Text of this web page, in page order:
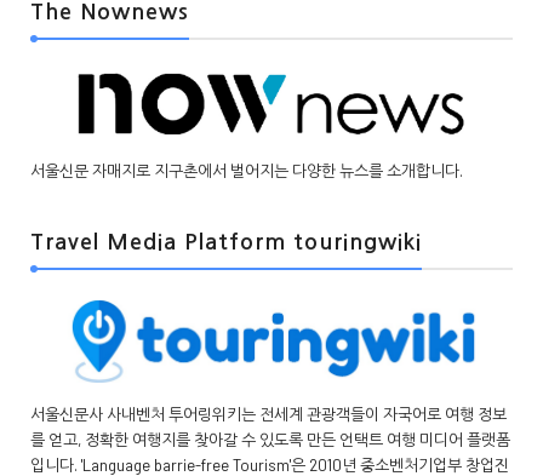
The Nownews
서울신문 자매지로 지구촌에서 벌어지는 다양한 뉴스를 소개합니다.
Travel Media Platform touringwiki
서울신문사 사내벤처 투어링위키는 전세계 관광객들이 자국어로 여행 정보
를 얻고, 정확한 여행지를 찾아갈 수 있도록 만든 언택트 여행 미디어 플랫폼
입니다. 'Language barrie-free Tourism'은 2010년 중소벤처기업부 창업진